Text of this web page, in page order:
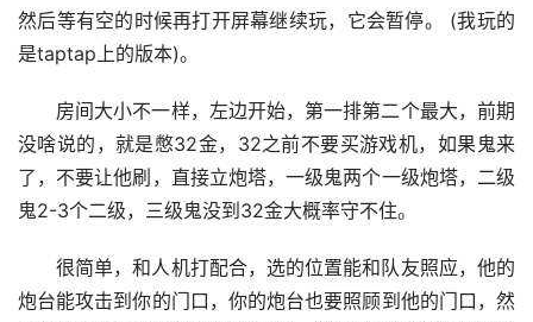
然后等有空的时候再打开屏幕继续玩，它会暂停。 (我玩的
是taptap上的版本)。
房间大小不一样，左边开始，第一排第二个最大，前期
没啥说的，就是憋32金，32之前不要买游戏机，如果鬼来
了，不要让他刷，直接立炮塔，一级鬼两个一级炮塔，二级
鬼2-3个二级，三级鬼没到32金大概率守不住。
很简单，和人机打配合，选的位置能和队友照应，他的
炮台能攻击到你的门口，你的炮台也要照顾到他的门口，然